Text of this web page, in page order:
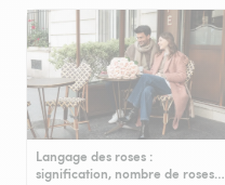
Langage des roses :
signification, nombre de roses…